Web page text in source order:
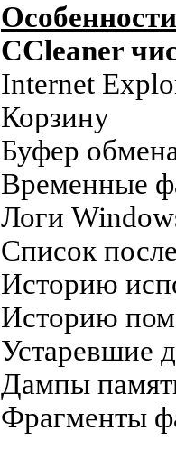
CCleaner
Internet
Корзину
Буфер
Временные
Логи
Список
Историю
Историю
Устаревшие
Дампы
Фрагменты